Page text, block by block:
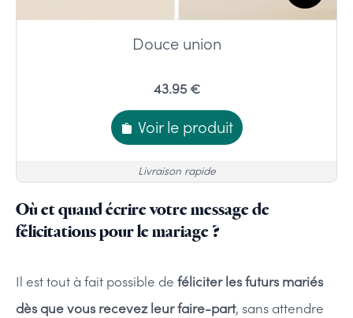
Douce union
43.95 €
Voir le produit
Livraison rapide
Où et quand écrire votre message de
félicitations pour le mariage ?
Il est tout à fait possible de féliciter les futurs mariés
dès que vous recevez leur faire-part, sans attendre